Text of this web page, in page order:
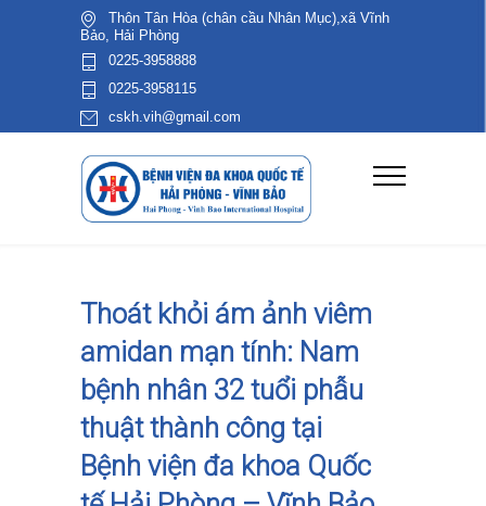
Thôn Tân Hòa (chân cầu Nhân Mục),xã Vĩnh
Bảo, Hải Phòng
0225-3958888
0225-3958115
cskh.vih@gmail.com
Thoát khỏi ám ảnh viêm
amidan mạn tính: Nam
bệnh nhân 32 tuổi phẫu
thuật thành công tại
Bệnh viện đa khoa Quốc